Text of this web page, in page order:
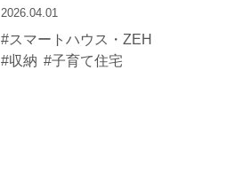
2026.04.01
#スマートハウス・ZEH
#収納 #子育て住宅